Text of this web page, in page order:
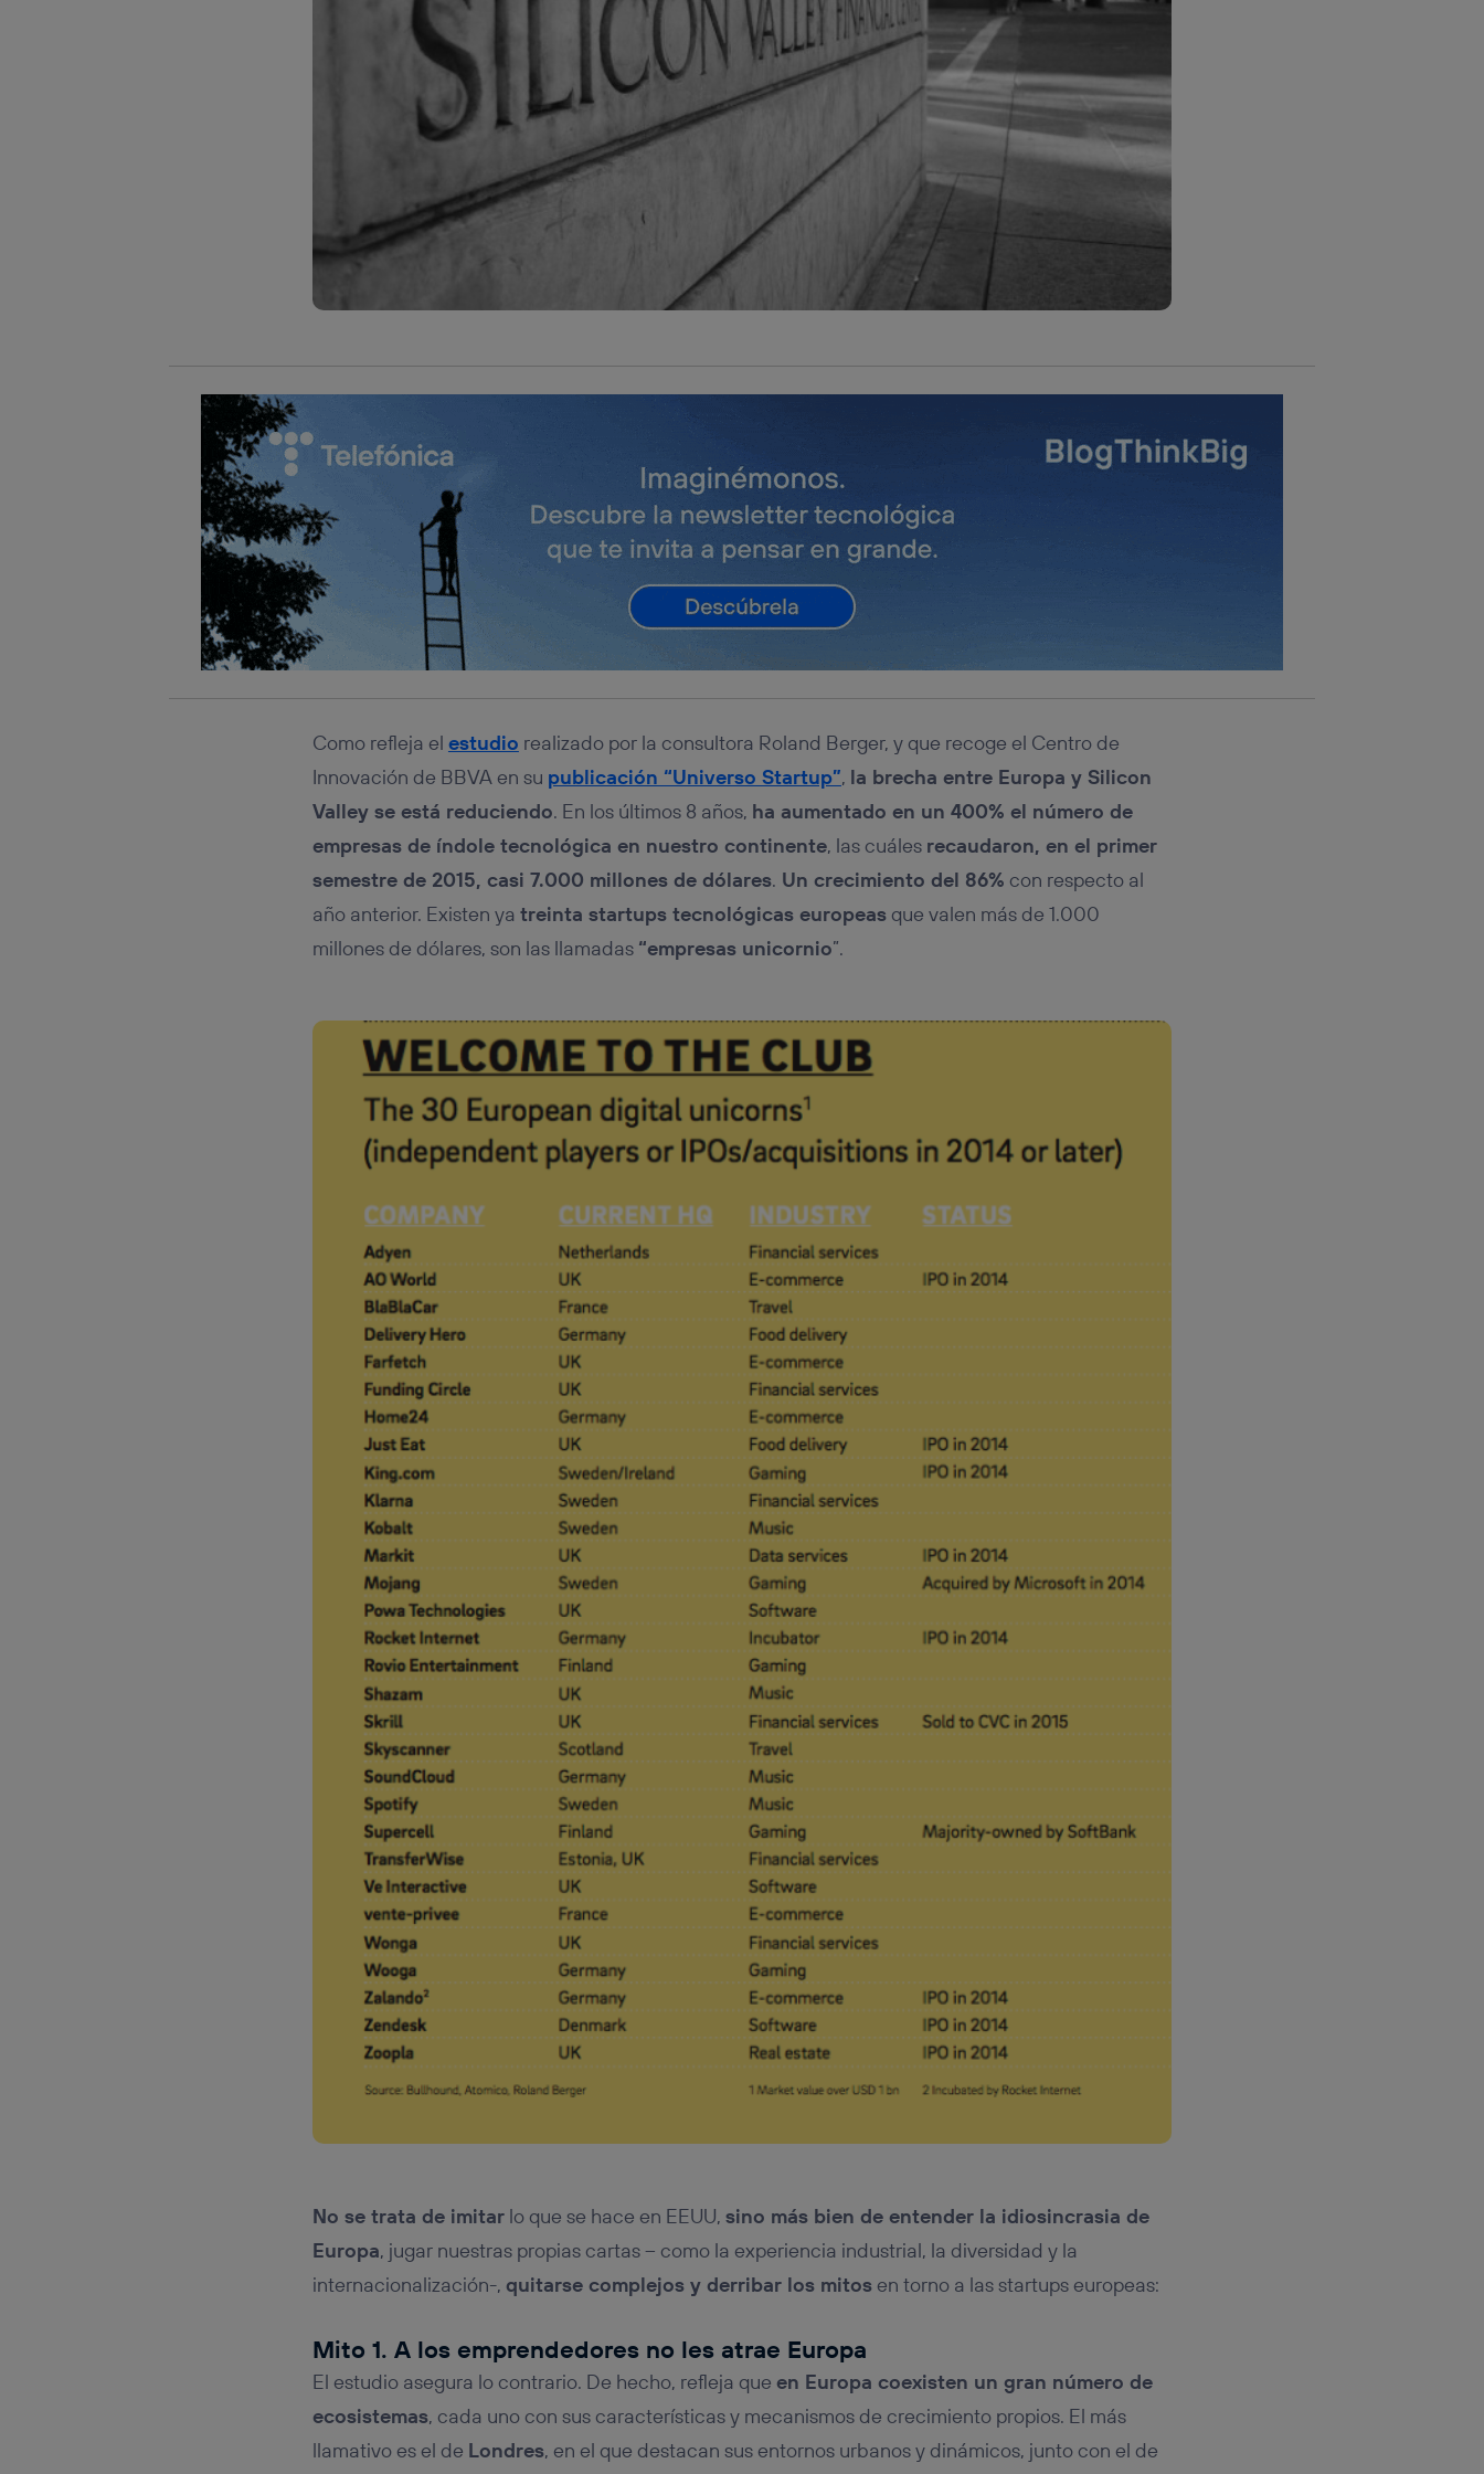
Como refleja el estudio realizado por la consultora Roland Berger, y que recoge el Centro de
Innovación de BBVA en su publicación “Universo Startup”, la brecha entre Europa y Silicon
Valley se está reduciendo. En los últimos 8 años, ha aumentado en un 400% el número de
empresas de índole tecnológica en nuestro continente, las cuáles recaudaron, en el primer
semestre de 2015, casi 7.000 millones de dólares. Un crecimiento del 86% con respecto al
año anterior. Existen ya treinta startups tecnológicas europeasque valen más de 1.000
millones de dólares, son las llamadas “empresas unicornio”.
No se trata de imitarlo que se hace en EEUU, sino más bien de entender la idiosincrasia de
Europa, jugar nuestras propias cartas – como la experiencia industrial, la diversidad y la
internacionalización-, quitarse complejos y derribar los mitosen torno a las startups europeas:
Mito 1. A los emprendedores no les atrae Europa
El estudio asegura lo contrario. De hecho, refleja que en Europa coexisten un gran número de
ecosistemas, cada uno con sus características y mecanismos de crecimiento propios. El más
llamativo es el de Londres, en el que destacan sus entornos urbanos y dinámicos, junto con el de